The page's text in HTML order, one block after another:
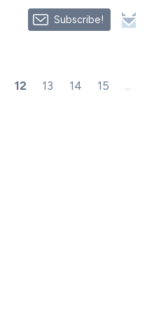
Subscribe!
12 13 14 15 ...